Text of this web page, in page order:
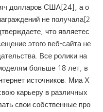
долларов США[24], а о
не получала[2
что являетес
этого веб-сайта не
Все ролики на
больше 18 лет, в
источников. Миа Х
карьеру в различных
свои собственные про